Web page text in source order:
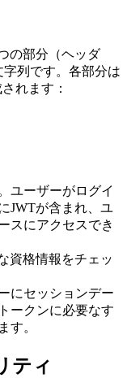
の部分（ヘッダ
列です。各部分は
れます：
ユーザーがログイ
JWTが含まれ、ユ
スにアクセスでき
資格情報をチェッ
にセッションデー
ークンに必要なす
す。
ティ